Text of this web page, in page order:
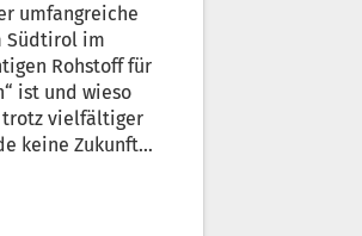
umfangreiche
Südtirol im
Rohstoff für
ist und wieso
trotz vielfältiger
keine Zukunft